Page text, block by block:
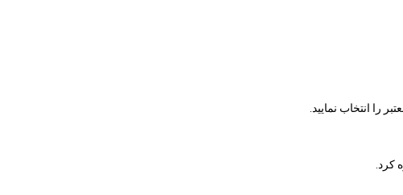
را انتخاب نمایید.
کرد.